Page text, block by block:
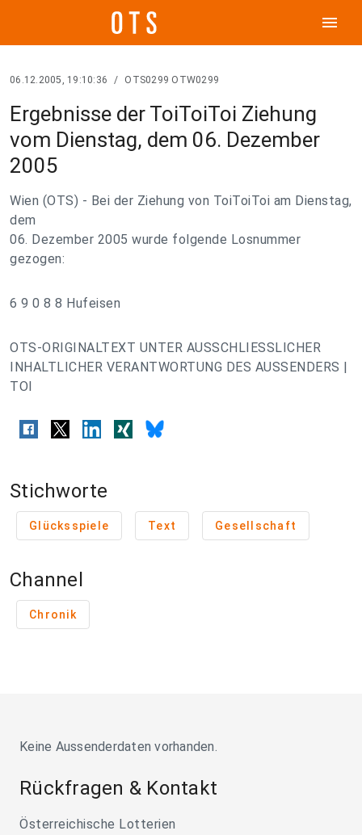
menu
06.12.2005, 19:10:36 / OTS0299 OTW0299
Ergebnisse der ToiToiToi Ziehung
vom Dienstag, dem 06. Dezember
2005
Wien (OTS) - Bei der Ziehung von ToiToiToi am Dienstag,
dem
06. Dezember 2005 wurde folgende Losnummer
gezogen:
6 9 0 8 8 Hufeisen
OTS-ORIGINALTEXT UNTER AUSSCHLIESSLICHER
INHALTLICHER VERANTWORTUNG DES AUSSENDERS |
TOI
Stichworte
Glücksspiele Text Gesellschaft
Channel
Chronik
Keine Aussenderdaten vorhanden.
Rückfragen & Kontakt
Österreichische Lotterien